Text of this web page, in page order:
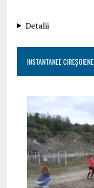
Detalii
INSTANTANEE CIREȘOIENE